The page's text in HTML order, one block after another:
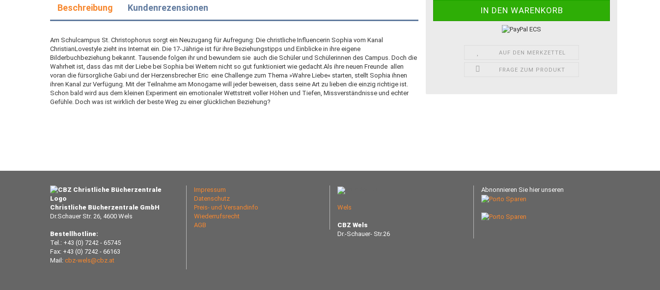
AUF DEN MERKZETTEL
FRAGE ZUM PRODUKT
Beschreibung Kundenrezensionen
Am Schulcampus St. Christophorus sorgt ein Neuzugang für Aufregung: Die christliche Influencerin Sophia vom Kanal
ChristianLovestyle zieht ins Internat ein. Die 17-Jährige ist für ihre Beziehungstipps und Einblicke in ihre eigene
Bilderbuchbeziehung bekannt. Tausende folgen ihr und bewundern sie  auch die Schüler und Schülerinnen des Campus. Doch die
Wahrheit ist, dass das mit der Liebe bei Sophia bei Weitem nicht so gut funktioniert wie gedacht.Als ihre neuen Freunde  allen
voran die fürsorgliche Gabi und der Herzensbrecher Eric  eine Challenge zum Thema »Wahre Liebe« starten, stellt Sophia ihnen
ihren Kanal zur Verfügung. Mit der Teilnahme am Monogame will jeder beweisen, dass seine Art zu lieben die einzig richtige ist.
Schon bald wird aus dem kleinen Experiment ein emotionaler Wettstreit voller Höhen und Tiefen, Missverständnisse und echter
Gefühle. Doch was ist wirklich der beste Weg zu einer glücklichen Beziehung?
Christliche Bücherzentrale GmbH
Dr.Schauer Str. 26, 4600 Wels
Bestellhotline:
Tel.: +43 (0) 7242 - 65745
Fax: +43 (0) 7242 - 66163
Mail: cbz-wels@cbz.at
Impressum
Datenschutz
Preis- und Versandinfo
Wiederrufsrecht
AGB
Wels
CBZ Wels
Dr.-Schauer- Str.26
Abnonnieren Sie hier unseren